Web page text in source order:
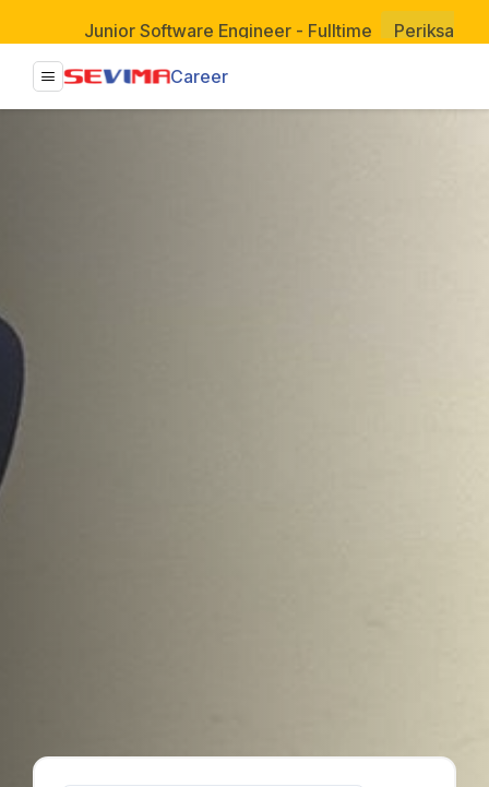
Project Management Office to CPO - Fulltime
Junior Software Engineer - Fulltime Periksa
Career